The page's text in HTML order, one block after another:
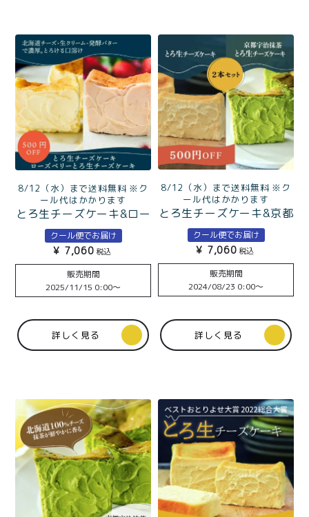
8/12（水）まで送料無料 ※ク
ール代はかかります
とろ生チーズケーキ&ロー
ズベリーとろ生チーズケ
ーキ
クール便でお届け
¥ 7,060 税込
販売期間
2025/11/15 0:00〜
詳しく見る
8/12（水）まで送料無料 ※ク
ール代はかかります
とろ生チーズケーキ&京都
宇治抹茶とろ生チーズケ
ーキ
クール便でお届け
¥ 7,060 税込
販売期間
2024/08/23 0:00〜
詳しく見る